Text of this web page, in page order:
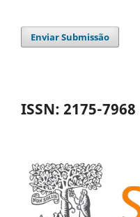
Enviar Submissão
ISSN: 2175-7968